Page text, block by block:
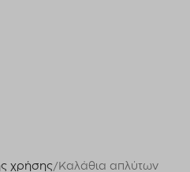
χρήσης Καλάθια απλύτων